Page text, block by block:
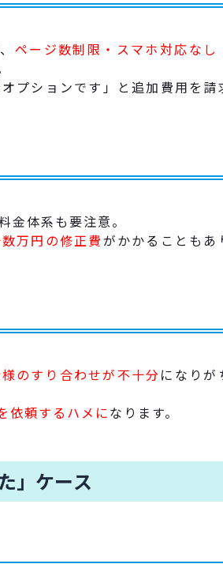
ページ数制限・スマホ対応なし
プションです」と追加費用を請
金体系も要注意。
万円の修正費がかかることもあ
のすり合わせが不十分になりが
依頼するハメになります。
」ケース